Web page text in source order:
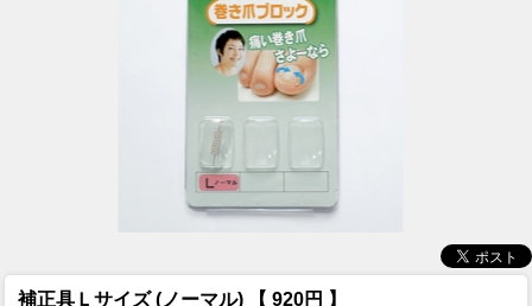
補正具Ｌサイズ (ノーマル) 【 920円 】